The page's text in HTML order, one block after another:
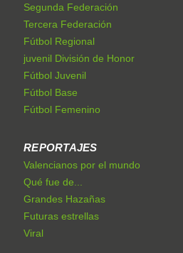
Segunda Federación
Tercera Federación
Fútbol Regional
juvenil División de Honor
Fútbol Juvenil
Fútbol Base
Fútbol Femenino
REPORTAJES
Valencianos por el mundo
Qué fue de...
Grandes Hazañas
Futuras estrellas
Viral